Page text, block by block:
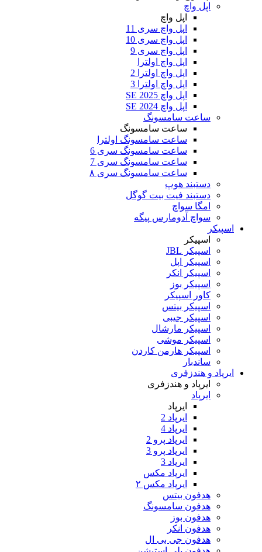
اپل واچ
اپل واچ
اپل واچ سری 11
اپل واچ سری 10
اپل واچ سری 9
اپل واچ اولترا
اپل واچ اولترا 2
اپل واچ اولترا 3
اپل واچ SE 2025
اپل واچ SE 2024
ساعت سامسونگ
ساعت سامسونگ
ساعت سامسونگ اولترا
ساعت سامسونگ سری 6
ساعت سامسونگ سری 7
ساعت سامسونگ سری ۸
دستبند هوپ
دستبند فیت بیت گوگل
امگا سواچ
سواچ آدومارس پیگه
اسپیکر
اسپیکر
اسپیکر JBL
اسپیکر اپل
اسپیکر انکر
اسپیکر بوز
کاور اسپیکر
اسپیکر بیتس
اسپیکر جیبی
اسپیکر مارشال
اسپیکر موشی
اسپیکر هارمن کاردن
ساندبار
ایرپاد و هندزفری
ایرپاد و هندزفری
ایرپاد
ایرپاد
ایرپاد 2
ایرپاد 4
ایرپاد پرو 2
ایرپاد پرو 3
ایرپاد 3
ایرپاد مکس
ایرپاد مکس ۲
هدفون بیتس
هدفون سامسونگ
هدفون بوز
هدفون انکر
هدفون جی بی ال